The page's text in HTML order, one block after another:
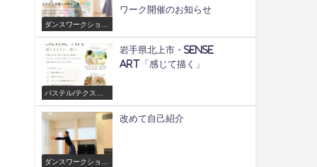
ダンスワークショッ
プ/舞
ワーク開催のお知らせ
パステル/テクスチ
ャーアートワークシ
ョップ
岩手県北上市・Sense
Art「感じて描く」
ダンスワークショッ
改めて自己紹介